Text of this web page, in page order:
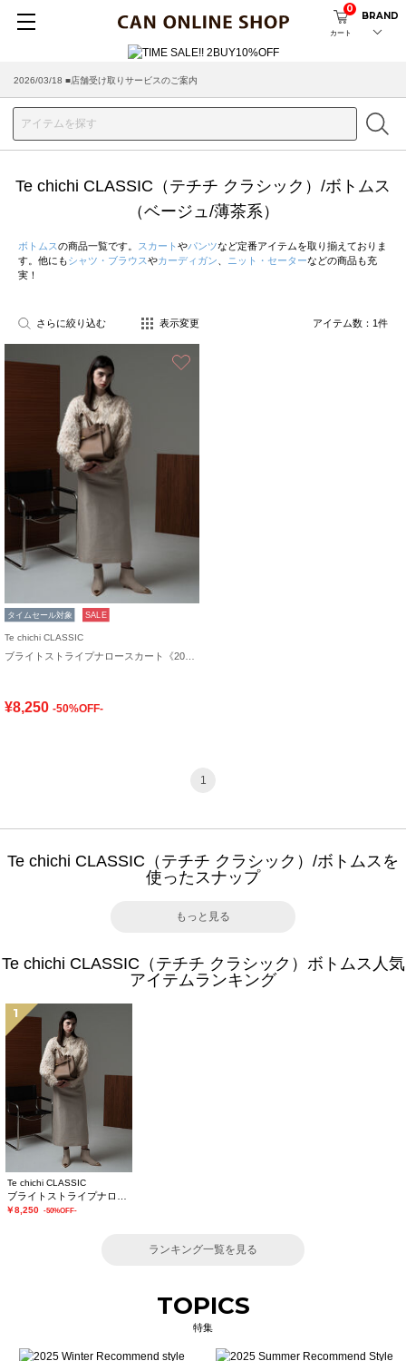
カート
0
BRAND
2026/03/18 ■店舗受け取りサービスのご案内
Te chichi CLASSIC（テチチ クラシック）/ボトムス
（ベージュ/薄茶系）
ボトムスの商品一覧です。 スカート やパンツなど定番アイテムを取り揃えておりま
す。他にもシャツ・ブラウスやカーディガン ニット・セーターなどの商品も充
実！
さらに絞り込む 表示変更 アイテム数： 1件
タイムセール対象 SALE
Te chichi CLASSIC
¥8,250 -50%OFF-
1
Te chichi CLASSIC（テチチ クラシック）/ボトムスを
使ったスナップ
もっと見る
Te chichi CLASSIC（テチチ クラシック）ボトムス人気
アイテムランキング
1
Te chichi CLASSIC
￥8,250 -50%OFF-
ランキング一覧を見る
TOPICS
特集